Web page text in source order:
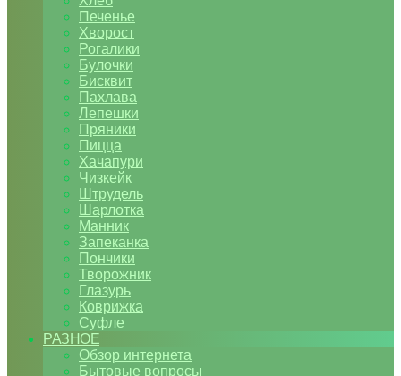
Печенье
Хворост
Рогалики
Булочки
Бисквит
Пахлава
Лепешки
Пряники
Пицца
Хачапури
Чизкейк
Штрудель
Шарлотка
Манник
Запеканка
Пончики
Творожник
Глазурь
Коврижка
Суфле
РАЗНОЕ
Обзор интернета
Бытовые вопросы